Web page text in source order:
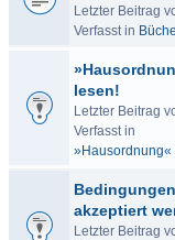
Letzter Beitrag
Verfasst in
lesen!
Letzter Beitrag
Verfasst in
»Hausordnung«
akzeptiert
Letzter Beitrag